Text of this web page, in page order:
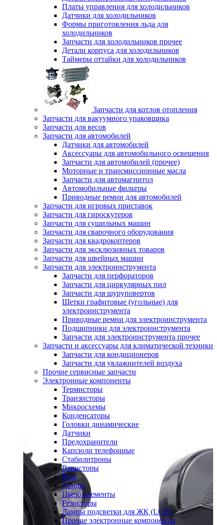
Платы управления для холодильников
Датчики для холодильников
Формы приготовления льда для
холодильников
Запчасти для холодильников прочее
Детали корпуса для холодильников
Таймеры оттайки для холодильников
Запчасти для котлов отопления
Запчасти для вакуумного упаковщика
Запчасти для весов
Запчасти для автомобилей
Датчики для автомобилей
Аксессуары для автомобильного освещения
Запчасти для автомобилей (прочее)
Моторные и трансмиссионные масла
Запчасти для автомагнитол
Автомобильные фильтры
Приводные ремни для автомобилей
Запчасти для игровых приставок
Запчасти для гироскутеров
Запчасти для сушильных машин
Запчасти для сварочного оборудования
Запчасти для квадрокоптеров
Запчасти для эксклюзивных товаров
Запчасти для швейных машин
Запчасти для электроинструмента
Запчасти для перфораторов
Запчасти для циркулярных пил
Запчасти для шуруповертов
Щетки графитовые (угольные) для
электроинструмента
Приводные ремни для электроинструмента
Подшипники для электроинструмента
Запчасти для электроинструмента прочее
Запчасти и аксессуары для климатической техники
Запчасти для кондиционеров
Запчасти для увлажнителей воздуха
Прочие сервисные запчасти
Электронные компоненты
Термисторы
Транзисторы
Микросхемы
Конденсаторы
Головки динамические
Датчики
Предохранители
Капсюли телефонные
Стабилитроны
Варисторы
Реле
Диоды
Пьезо элементы
Резисторы
Лампы подсветки для ЖК (LCD)
Прочие электронные компоненты